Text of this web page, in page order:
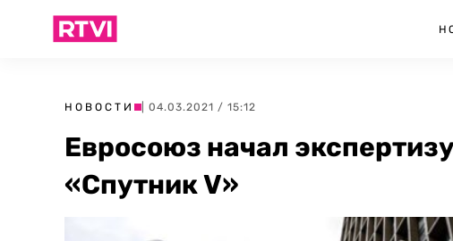
НОВОСТИ | 04.03.2021 / 15:12
Евросоюз начал
«Спутник V»